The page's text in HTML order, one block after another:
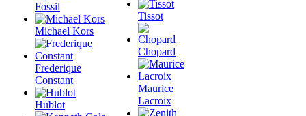
Fossil
Michael Kors
Frederique
Constant
Hublot
Tissot
Chopard
Maurice
Lacroix